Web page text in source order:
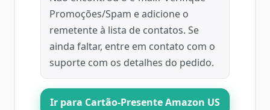
Promoções/Spam e adicione o
remetente à lista de contatos. Se
ainda faltar, entre em contato com o
suporte com os detalhes do pedido.
Ir para Cartão‑Presente Amazon US